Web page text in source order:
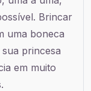
Brincar
uma boneca
princesa
em muito